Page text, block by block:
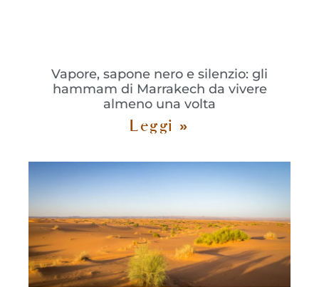
Vapore, sapone nero e silenzio: gli
hammam di Marrakech da vivere
almeno una volta
Leggi »